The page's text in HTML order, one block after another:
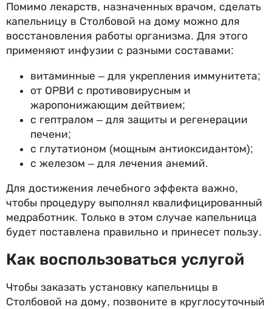
Помимо лекарств, назначенных врачом, сделать
капельницу в Столбовой на дому можно для
восстановления работы организма. Для этого
применяют инфузии с разными составами:
витаминные – для укрепления иммунитета;
от ОРВИ с противовирусным и
жаропонижающим дейтвием;
с гептралом – для защиты и регенерации
печени;
с глутатионом (мощным антиоксидантом);
с железом – для лечения анемий.
Для достижения лечебного эффекта важно,
чтобы процедуру выполнял квалифицированный
медработник. Только в этом случае капельница
будет поставлена правильно и принесет пользу.
Как воспользоваться услугой
Чтобы заказать установку капельницы в
Столбовой на дому, позвоните в круглосуточный